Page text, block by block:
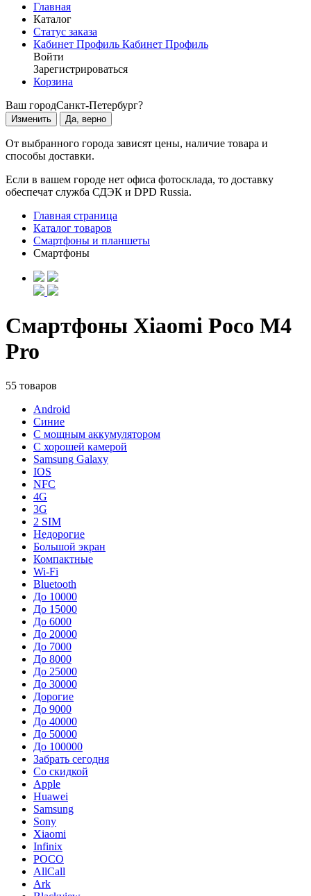
Главная
Каталог
Статус заказа
Кабинет Профиль Кабинет Профиль
Войти
Зарегистрироваться
Корзина
Ваш городСанкт-Петербург?
Изменить Да, верно
От выбранного города зависят цены, наличие товара и
способы доставки.
Если в вашем городе нет офиса фотосклада, то доставку
обеспечат служба СДЭК и DPD Russia.
Главная страница
Каталог товаров
Смартфоны и планшеты
Смартфоны
Смартфоны Xiaomi Poco M4
Pro
55 товаров
Android
Синие
С мощным аккумулятором
С хорошей камерой
Samsung Galaxy
IOS
NFC
4G
3G
2 SIM
Недорогие
Большой экран
Компактные
Wi-Fi
Bluetooth
До 10000
До 15000
До 6000
До 20000
До 7000
До 8000
До 25000
До 30000
Дорогие
До 9000
До 40000
До 50000
До 100000
Забрать сегодня
Со скидкой
Apple
Huawei
Samsung
Sony
Xiaomi
Infinix
POCO
AllCall
Ark